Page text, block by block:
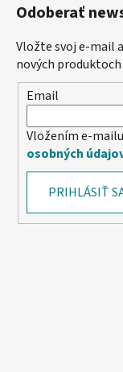
Odoberať
Vložte svoj e-mail
nových
Email
Vložením e-
osobných
PRIHLÁSIŤ